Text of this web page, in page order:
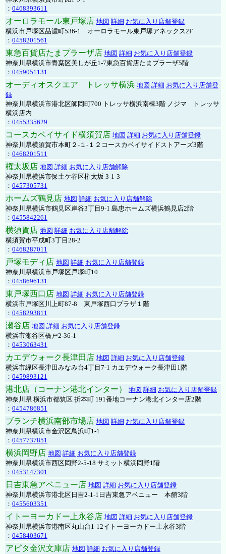
： 0468393611
オーロラモール東戸塚店 地図 詳細 お気に入り店舗登録
横浜市戸塚区品濃町536-1 オーロラモール東戸塚アネックス2F
： 0458201561
東急百貨店たまプラーザ店 地図 詳細 お気に入り店舗登録
神奈川県横浜市青葉区美しが丘1-7東急百貨店たまプラーザ5階
： 0459051131
オーディオスクエア トレッサ横浜 地図 詳細 お気に入り店舗登
録
神奈川県横浜市港北区師岡町700 トレッサ横浜南棟3階 ノジマ トレッサ
横浜店内
： 0455335629
コースカベイサイド横須賀店 地図 詳細 お気に入り店舗登録
神奈川県横須賀市本町２-１-１２コースカベイサイドストアーズ3階
： 0468201511
権太坂店 地図 詳細 お気に入り店舗解除
神奈川県横浜市保土ケ谷区権太坂 3-1-3
： 0457305731
ホームズ鶴見店 地図 詳細 お気に入り店舗解除
神奈川県横浜市鶴見区岸谷3丁目9-1 島忠ホームズ横浜鶴見店2階
： 0455842261
横須賀店 地図 詳細 お気に入り店舗解除
横須賀市平成町3丁目28-2
： 0468287011
戸塚モディ店 地図 詳細 お気に入り店舗登録
神奈川県横浜市戸塚区戸塚町10
： 0458696131
東戸塚西口店 地図 詳細 お気に入り店舗登録
横浜市戸塚区川上町87-8 東戸塚西口プラザ１階
： 0458293811
瀬谷店 地図 詳細 お気に入り店舗登録
横浜市瀬谷区橋戸2-36-1
： 0453063431
カエデウォーク長津田店 地図 詳細 お気に入り店舗登録
横浜市緑区長津田みなみ台4丁目7-1 カエデウォーク長津田1階
： 0459893121
港北店（コーナン港北インター） 地図 詳細 お気に入り店舗登録
神奈川県 横浜市都筑区 折本町 191番地コーナン港北インター店2階
： 0454786851
ブランチ横浜南部市場店 地図 詳細 お気に入り店舗登録
神奈川県横浜市金沢区鳥浜町1-1
： 0457737851
横浜岡野店 地図 詳細 お気に入り店舗登録
神奈川県横浜市西区岡野2-5-18 サミット横浜岡野1階
： 0453147301
日吉東急アベニュー店 地図 詳細 お気に入り店舗登録
神奈川県横浜市港北区日吉2-1-1日吉東急アベニュー 本館3階
： 0455603351
イトーヨーカドー上永谷店 地図 詳細 お気に入り店舗登録
神奈川県横浜市港南区丸山台1-12イトーヨーカドー上永谷3階
： 0458403671
アピタ金沢文庫店 地図 詳細 お気に入り店舗登録